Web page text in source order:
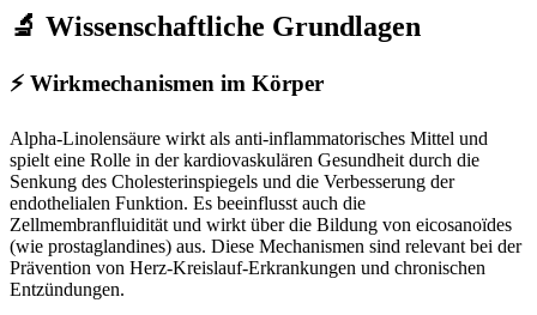
🔬 Wissenschaftliche Grundlagen
⚡ Wirkmechanismen im Körper
Alpha-Linolensäure wirkt als anti-inflammatorisches Mittel und
spielt eine Rolle in der kardiovaskulären Gesundheit durch die
Senkung des Cholesterinspiegels und die Verbesserung der
endothelialen Funktion. Es beeinflusst auch die
Zellmembranfluidität und wirkt über die Bildung von eicosanoïdes
(wie prostaglandines) aus. Diese Mechanismen sind relevant bei der
Prävention von Herz-Kreislauf-Erkrankungen und chronischen
Entzündungen.